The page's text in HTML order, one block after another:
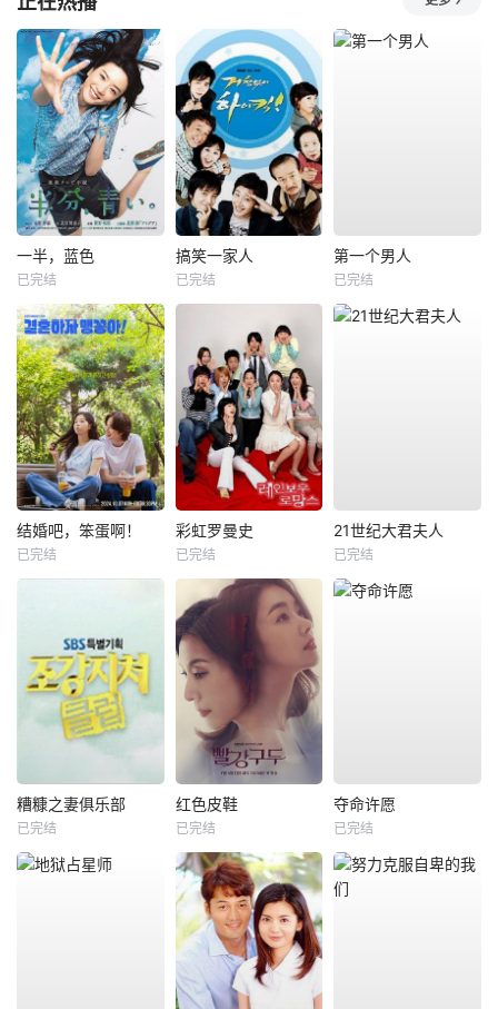
一半，蓝色
已完结
搞笑一家人
已完结
第一个男人
已完结
结婚吧，笨蛋啊！
已完结
彩虹罗曼史
已完结
21世纪大君夫人
已完结
糟糠之妻俱乐部
已完结
红色皮鞋
已完结
夺命许愿
已完结